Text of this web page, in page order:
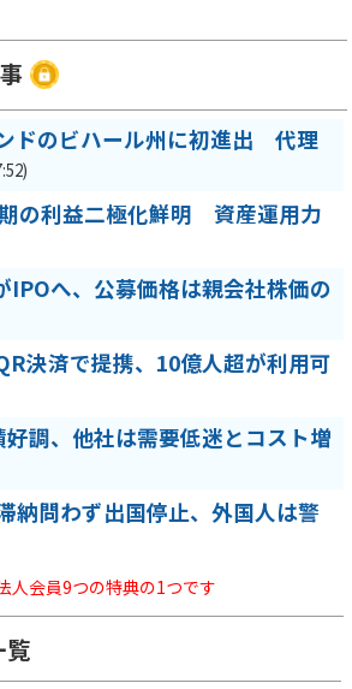
ドのビハール州に初進出 代理
の利益二極化鮮明 資産運用力
IPOへ、公募価格は親会社株価の
決済で提携、10億人超が利用可
調、他社は需要低迷とコスト増
納問わず出国停止、外国人は警
人会員9つの特典の1つです
覧